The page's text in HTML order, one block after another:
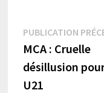
Navigation
de
l’article
PUBLICATION
MCA : Cruelle
désillusion